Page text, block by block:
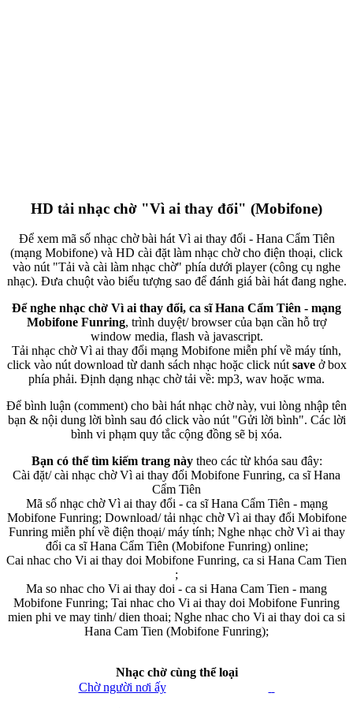
HD tải nhạc chờ "Vì ai thay đổi" (Mobifone)
Để xem mã số nhạc chờ bài hát Vì ai thay đổi - Hana Cẩm Tiên
(mạng Mobifone) và HD cài đặt làm nhạc chờ cho điện thoại, click
vào nút "Tải và cài làm nhạc chờ" phía dưới player (công cụ nghe
nhạc). Đưa chuột vào biểu tượng sao để đánh giá bài hát đang nghe.
Để nghe nhạc chờ Vì ai thay đổi, ca sĩ Hana Cẩm Tiên - mạng
Mobifone Funring, trình duyệt/ browser của bạn cần hỗ trợ
window media, flash và javascript.
Tải nhạc chờ Vì ai thay đổi mạng Mobifone miễn phí về máy tính,
click vào nút download từ danh sách nhạc hoặc click nút saveở box
phía phải. Định dạng nhạc chờ tải về: mp3, wav hoặc wma.
Để bình luận (comment) cho bài hát nhạc chờ này, vui lòng nhập tên
bạn & nội dung lời bình sau đó click vào nút "Gửi lời bình". Các lời
bình vi phạm quy tắc cộng đồng sẽ bị xóa.
Bạn có thể tìm kiếm trang này theo các từ khóa sau đây:
Cài đặt/ cài nhạc chờ Vì ai thay đổi Mobifone Funring, ca sĩ Hana
Cẩm Tiên
Mã số nhạc chờ Vì ai thay đổi - ca sĩ Hana Cẩm Tiên - mạng
Mobifone Funring; Download/ tải nhạc chờ Vì ai thay đổi Mobifone
Funring miễn phí về điện thoại/ máy tính; Nghe nhạc chờ Vì ai thay
đổi ca sĩ Hana Cẩm Tiên (Mobifone Funring) online;
Cai nhac cho Vi ai thay doi Mobifone Funring, ca si Hana Cam Tien
;
Ma so nhac cho Vi ai thay doi - ca si Hana Cam Tien - mang
Mobifone Funring; Tai nhac cho Vi ai thay doi Mobifone Funring
mien phi ve may tinh/ dien thoai; Nghe nhac cho Vi ai thay doi ca si
Hana Cam Tien (Mobifone Funring);
Nhạc chờ cùng thể loại
Chờ người nơi ấy